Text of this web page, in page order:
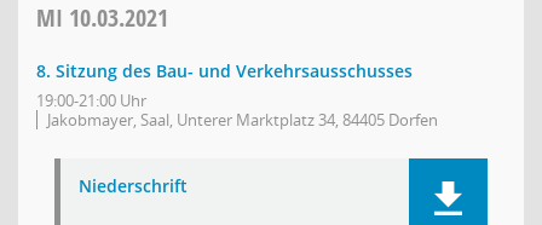
MI 10.03.2021
8. Sitzung des Bau- und Verkehrsausschusses
19:00-21:00 Uhr
Jakobmayer, Saal, Unterer Marktplatz 34, 84405 Dorfen
Niederschrift